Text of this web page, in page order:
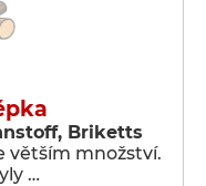
Briketts
větším množství.
…